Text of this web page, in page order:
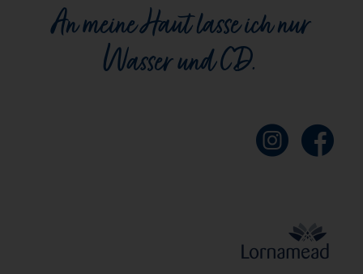
An meine Haut lasse ich nur
Wasser und CD.